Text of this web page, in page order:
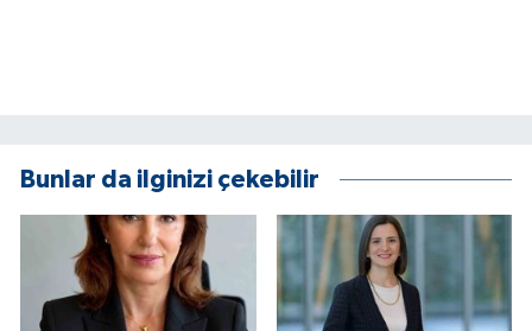
Bunlar da ilginizi çekebilir